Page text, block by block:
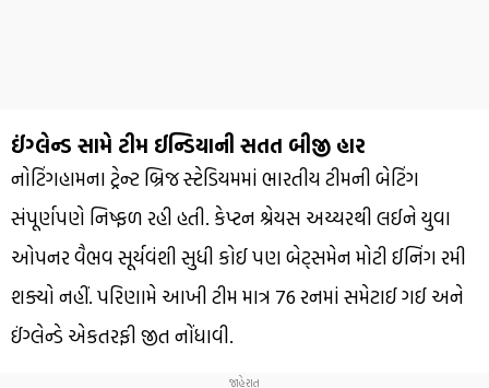
ઈંગ્લેન્ડ સામે ટીમ ઈન્ડિયાની સતત બીજી હાર
નોટિંગહામના ટ્રેન્ટ બ્રિજ સ્ટેડિયમમાં ભારતીય ટીમની બેટિંગ
સંપૂર્ણપણે નિષ્ફળ રહી હતી. કેપ્ટન શ્રેયસ અય્યરથી લઈને યુવા
ઓપનર વૈભવ સૂર્યવંશી સુધી કોઈ પણ બેટ્સમેન મોટી ઈનિંગ રમી
શક્યો નહીં. પરિણામે આખી ટીમ માત્ર 76 રનમાં સમેટાઈ ગઈ અને
ઈંગ્લેન્ડે એકતરફી જીત નોંધાવી.